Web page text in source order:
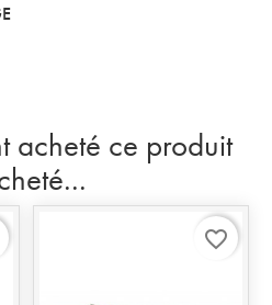
acheté ce produit
favorite_border